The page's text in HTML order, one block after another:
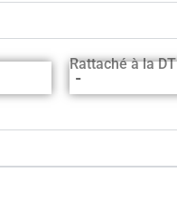
Rattaché à la DT
-